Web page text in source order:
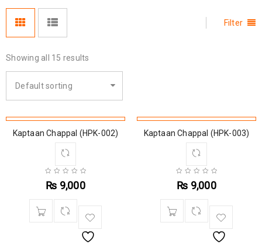
Filter
Showing all 15 results
Default sorting
Kaptaan Chappal (HPK-002)
₨ 9,000
Kaptaan Chappal (HPK-003)
₨ 9,000